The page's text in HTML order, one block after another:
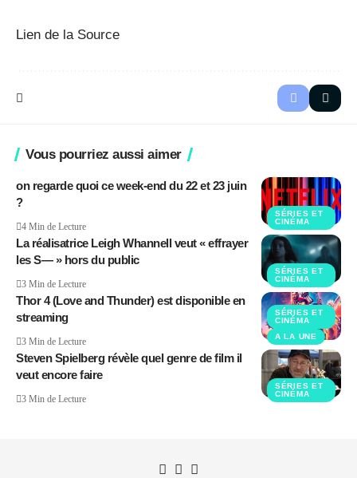
Lien de la Source
Vous pourriez aussi aimer
SÉRIES ET
CINÉMA
on regarde quoi ce week-end du 22 et 23 juin
?
4 Min de Lecture
SÉRIES ET
CINÉMA
La réalisatrice Leigh Whannell veut « effrayer
les S— » hors du public
3 Min de Lecture
SÉRIES ET
CINÉMA
A LA UNE
Thor 4 (Love and Thunder) est disponible en
streaming
3 Min de Lecture
SÉRIES ET
CINÉMA
Steven Spielberg révèle quel genre de film il
veut encore faire
3 Min de Lecture